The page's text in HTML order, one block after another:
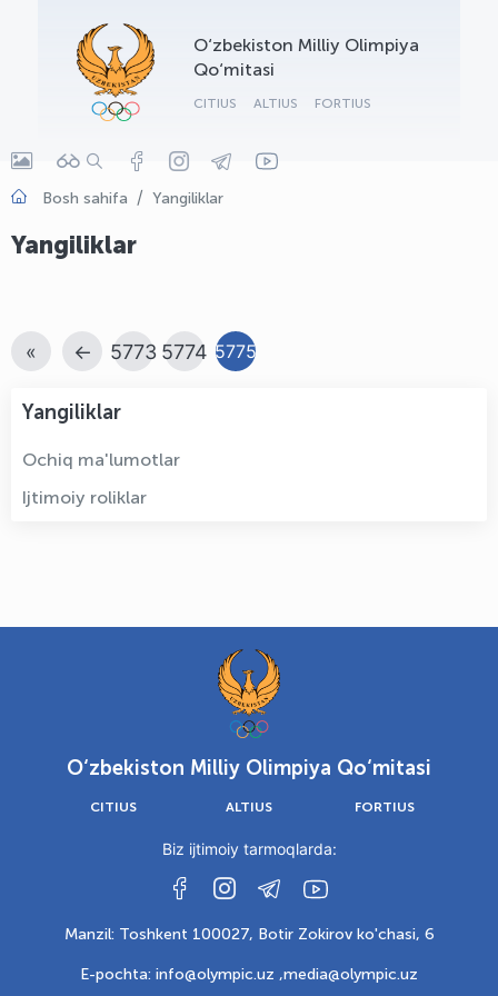
O‘zbekiston Milliy Olimpiya
Qo‘mitasi
CITIUS ALTIUS FORTIUS
Bosh sahifa Yangiliklar
Yangiliklar
« ← 5773 5774 5775
Yangiliklar
Ochiq ma'lumotlar
Ijtimoiy roliklar
O‘zbekiston Milliy Olimpiya Qo‘mitasi
CITIUS ALTIUS FORTIUS
Biz ijtimoiy tarmoqlarda:
Manzil: Toshkent 100027, Botir Zokirov ko'chasi, 6
E-pochta: info@olympic.uz ,media@olympic.uz
OLYMPCHIK AI - yordamchi
Onlayn · olympic.uz